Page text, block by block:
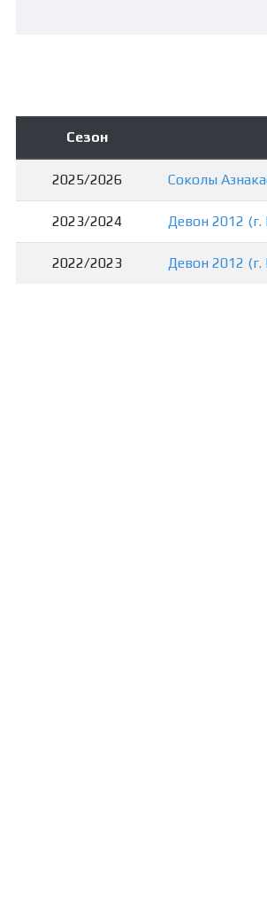
Сезон
2025/2026 Соколы
2023/2024 Девон 2012 (г.
2022/2023 Девон 2012 (г.